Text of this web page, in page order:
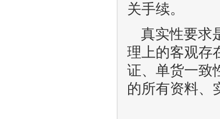
关手续。
真实性要求
理上的客观存
证、单货一致
的所有资料、